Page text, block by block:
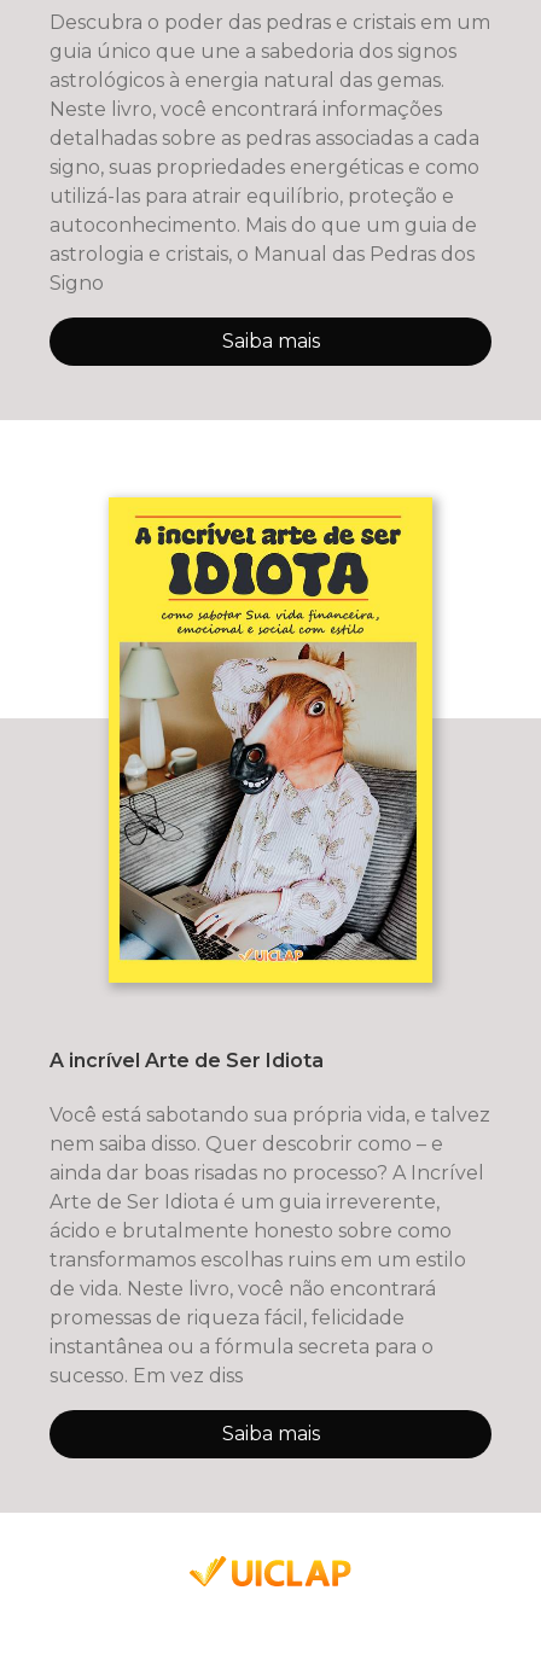
Descubra o poder das pedras e cristais em um
guia único que une a sabedoria dos signos
astrológicos à energia natural das gemas.
Neste livro, você encontrará informações
detalhadas sobre as pedras associadas a cada
signo, suas propriedades energéticas e como
utilizá-las para atrair equilíbrio, proteção e
autoconhecimento. Mais do que um guia de
astrologia e cristais, o Manual das Pedras dos
Signo
Saiba mais
A incrível Arte de Ser Idiota
Você está sabotando sua própria vida, e talvez
nem saiba disso. Quer descobrir como – e
ainda dar boas risadas no processo? A Incrível
Arte de Ser Idiota é um guia irreverente,
ácido e brutalmente honesto sobre como
transformamos escolhas ruins em um estilo
de vida. Neste livro, você não encontrará
promessas de riqueza fácil, felicidade
instantânea ou a fórmula secreta para o
sucesso. Em vez diss
Saiba mais